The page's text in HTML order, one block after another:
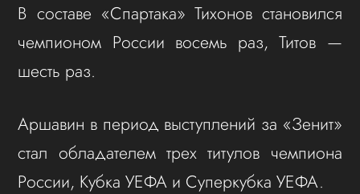
В составе «Спартака» Тихонов становился
чемпионом России восемь раз, Титов —
шесть раз.
Аршавин в период выступлений за «Зенит»
стал обладателем трех титулов чемпиона
России, Кубка УЕФА и Суперкубка УЕФА.